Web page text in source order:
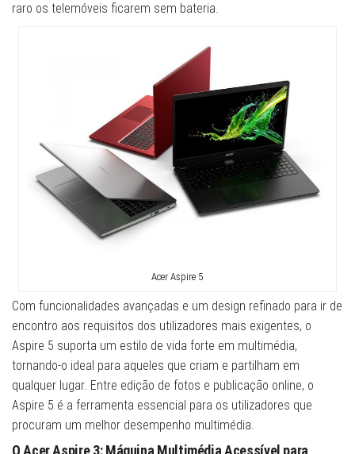
raro os telemóveis ficarem sem bateria.
Acer Aspire 5
Com funcionalidades avançadas e um design refinado para ir de
encontro aos requisitos dos utilizadores mais exigentes, o
Aspire 5 suporta um estilo de vida forte em multimédia,
tornando-o ideal para aqueles que criam e partilham em
qualquer lugar. Entre edição de fotos e publicação online, o
Aspire 5 é a ferramenta essencial para os utilizadores que
procuram um melhor desempenho multimédia.
O Acer Aspire 3: Máquina Multimédia Acessível para